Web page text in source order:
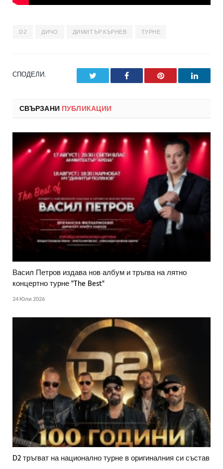
D2 ДИЧО ДИМИТЪР КЪРНЕВ ТУРНЕ
СПОДЕЛИ. Facebook Pinterest
СВЪРЗАНИ ПУБЛИКАЦИИ
Васил Петров издава нов албум и тръгва на лятно
концертно турне "The Best"
24 Юли 2026
D2 тръгват на национално турне в оригиналния си състав